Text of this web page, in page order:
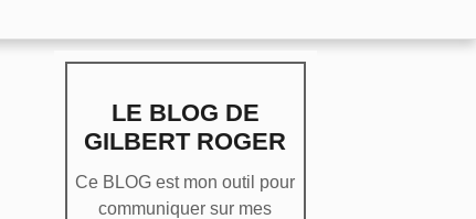
LE BLOG DE
GILBERT ROGER
Ce BLOG est mon outil pour
communiquer sur mes